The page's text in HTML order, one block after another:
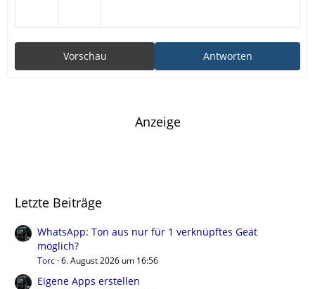
Antworten
Vorschau
Anzeige
Letzte Beiträge
WhatsApp: Ton aus nur für 1 verknüpftes Geät
möglich?
Torc 6. August 2026 um 16:56
Eigene Apps erstellen